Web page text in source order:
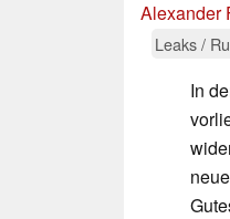
Alexander
Leaks /
In